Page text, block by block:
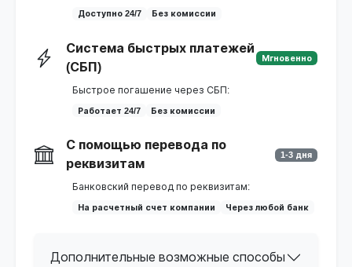
Доступно 24/7 Без комиссии
Система быстрых платежей
(СБП)
Мгновенно
Быстрое погашение через СБП:
Работает 24/7 Без комиссии
С помощью перевода по
реквизитам
1-3 дня
Банковский перевод по реквизитам:
На расчетный счет компании Через любой банк
Дополнительные возможные способы